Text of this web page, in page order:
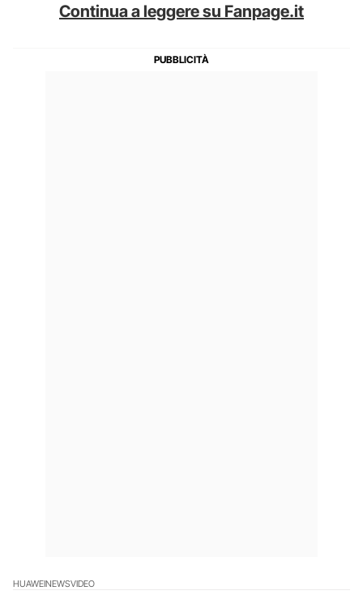
Continua a leggere su Fanpage.it
HUAWEINEWSVIDEO